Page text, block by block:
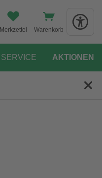
Merkzettel Warenkorb
SERVICE AKTIONEN